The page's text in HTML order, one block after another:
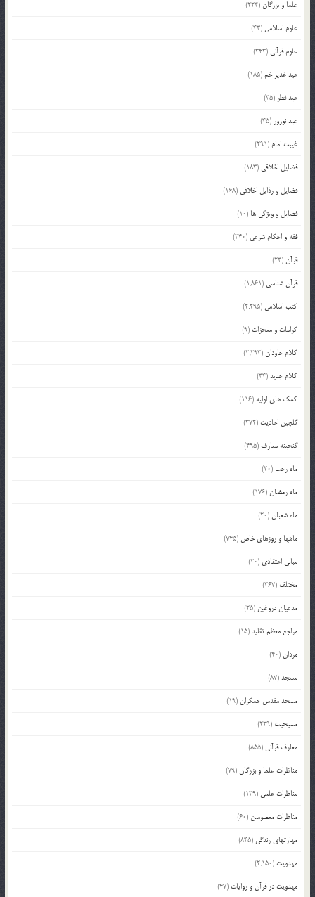
علما و بزرگان(224)
علوم اسلامی (43)
علوم قرآنی (343)
عید غدیر خم(185)
عید فطر (35)
عید نوروز (45)
غیبت امام (291)
فضایل اخلاقی (183)
فضایل و رذایل اخلاقی (168)
فضایل و ویژگی ها (10)
فقه و احکام شرعی (340)
قرآن(23)
قرآن شناسی (1,861)
کتب اسلامی (2,295)
کرامات و معجزات (9)
کلام جاودان(2,293)
کلام جدید(34)
کمک های اولیه (116)
گلچین احادیث (372)
گنجینه معارف (495)
ماه رجب(20)
ماه رمضان(176)
ماه شعبان(20)
ماهها و روزهای خاص (745)
مبانی اعتقادی (20)
مختلف (367)
مدعیان دروغین (25)
مراجع معظم تقلید(15)
مردان(40)
مسجد(87)
مسجد مقدس جمکران(19)
مسیحیت (229)
معارف قرآنی (855)
مناظرات علما و بزرگان(79)
مناظرات علمی (139)
مناظرات معصومین (60)
مهارتهای زندگی (845)
مهدویت (2,150)
مهدویت در قرآن و روایات (47)